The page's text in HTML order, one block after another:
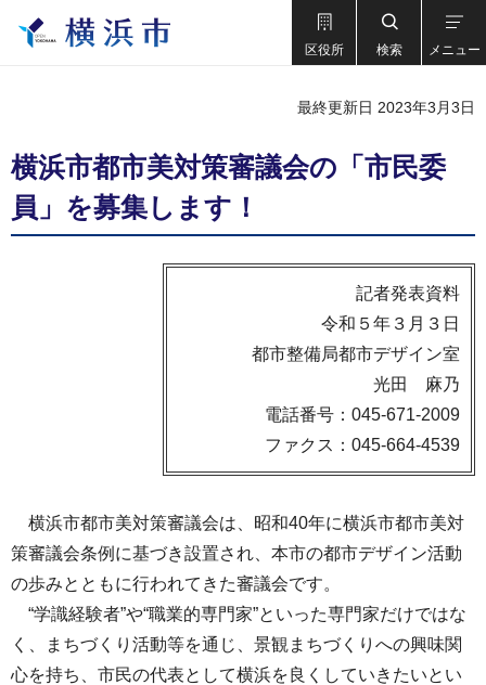
区役所 検索 メニュー
最終更新日 2023年3月3日
横浜市都市美対策審議会の「市民委
員」を募集します！
記者発表資料
令和５年３月３日
都市整備局都市デザイン室
光田 麻乃
電話番号：045-671-2009
ファクス：045-664-4539
横浜市都市美対策審議会は、昭和40年に横浜市都市美対
策審議会条例に基づき設置され、本市の都市デザイン活動
の歩みとともに行われてきた審議会です。
“学識経験者”や“職業的専門家”といった専門家だけではな
く、まちづくり活動等を通じ、景観まちづくりへの興味関
心を持ち、市民の代表として横浜を良くしていきたいとい